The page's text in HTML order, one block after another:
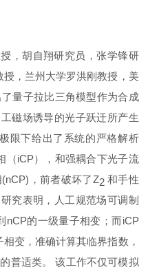
胡自翔研究员，张学锋研
，兰州大学罗洪刚教授，美
量子拉比三角模型作为合成
磁场诱导的光子跃迁所产生
限下给出了系统的严格解析
（iCP），和强耦合下光子流
，前者破坏了Z2和手性
究表明，人工规范场可调制
nCP的一级量子相变；而iCP
变，准确计算其临界指数，
普适类。 该工作不仅可模拟